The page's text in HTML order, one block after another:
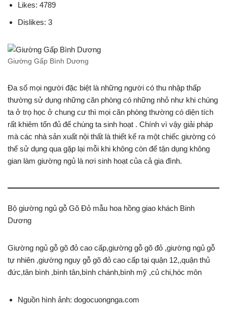
Likes: 4789
Dislikes: 3
Giường Gấp Bình Dương
Đa số mọi người đặc biệt là những người có thu nhập thấp
thường sử dụng những căn phòng có những nhỏ như khi chúng
ta ở trọ học ở chung cư thì mọi căn phòng thường có diện tích
rất khiêm tốn đủ để chúng ta sinh hoạt . Chính vì vậy giải pháp
mà các nhà sản xuất nội thất là thiết kế ra một chiếc giường có
thể sử dụng qua gặp lại mỗi khi không còn để tận dụng không
gian làm giường ngủ là nơi sinh hoạt của cả gia đình.
Bộ giường ngủ gỗ Gõ Đỏ mẫu hoa hồng giao khách Binh
Dương
Giường ngủ gỗ gõ đỏ cao cấp,giường gỗ gõ đỏ ,giường ngủ gỗ
tự nhiên ,giường nguy gỗ gõ đỏ cao cấp tại quận 12,,quận thủ
đức,tân bình ,bình tân,bình chánh,bình mỹ ,củ chi,hóc môn
Nguồn hình ảnh: dogocuongnga.com